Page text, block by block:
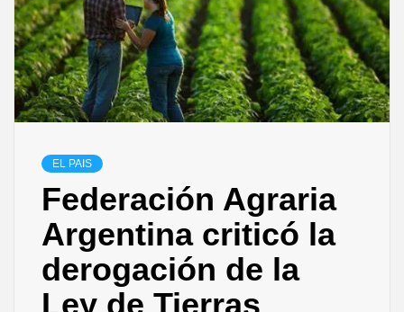
EL PAIS
Federación Agraria
Argentina criticó la
derogación de la